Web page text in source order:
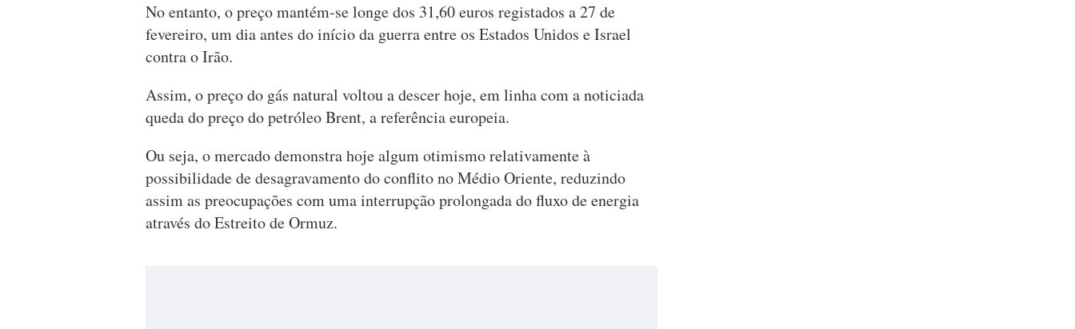
No entanto, o preço mantém-se longe dos 31,60 euros registados a 27 de
fevereiro, um dia antes do início da guerra entre os Estados Unidos e Israel
contra o Irão.
Assim, o preço do gás natural voltou a descer hoje, em linha com a noticiada
queda do preço do petróleo Brent, a referência europeia.
Ou seja, o mercado demonstra hoje algum otimismo relativamente à
possibilidade de desagravamento do conflito no Médio Oriente, reduzindo
assim as preocupações com uma interrupção prolongada do fluxo de energia
através do Estreito de Ormuz.